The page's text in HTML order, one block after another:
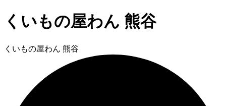
くいもの屋わん 熊谷
くいもの屋わん 熊谷